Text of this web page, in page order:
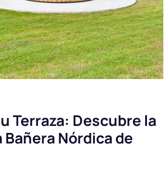
Terraza: Descubre la
Bañera Nórdica de